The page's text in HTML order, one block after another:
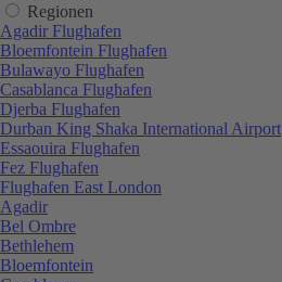
Regionen
Agadir Flughafen
Bloemfontein Flughafen
Bulawayo Flughafen
Casablanca Flughafen
Djerba Flughafen
Durban King Shaka International Airport
Essaouira Flughafen
Fez Flughafen
Flughafen East London
Agadir
Bel Ombre
Bethlehem
Bloemfontein